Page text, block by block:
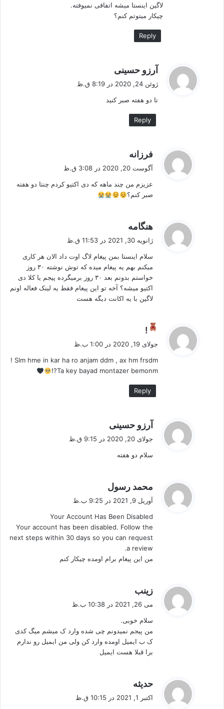
لاگین اینستا میشه اتفاقی نمیوفته.
چیکار میتوتم کنم؟
Reply
آرزو حسینی
:
ژوئن 24, 2020 در 8:19 ق.ظ
تا دو هفته صبر کنید
Reply
فرزانه
ف
:
آگوست 20, 2020 در 3:08 ق.ظ
عزیزم من چند ماهه که دی اکتیو کردم چنتا دو هفته
صبر کنم؟
هنگامه
:
ژانویه 30, 2021 در 11:53 ق.ظ
سلام اینستا بمن پیغام لاگ اوت داد الان هر کاری
میکنم بهم یه پیغام میده که توش نوشته ۳۰ روز
خواستم بدونم بعد ۳۰ روز برمیگرده پیجم یا کلا دی
اکتیو میشه؟ آخه تو این پیغام فقط یه لینک فعاله اونم
لاگین با یه اکانت دیگه هست
!
:
جولای 19, 2020 در 1:00 ب.ظ
Slm hme in kar ha ro anjam ddm , ax hm frsdm !
Ta key bayad montazer bemonm?!
Reply
آرزو حسینی
ف
جولای 20, 2020 در 9:15 ق.ظ
سلام دو هفته
محمد رسول
:
آوریل 9, 2021 در 9:25 ب.ظ
Your Account Has Been Disabled
Your account has been disabled. Follow the
next steps within 30 days so you can request
a review.
من این پیغام برام اومده چیکار کنم
زینب
:
می 26, 2021 در 10:38 ب.ظ
سلام خوبی.
من پیجم نمیدونم چی شده وارد ک میشم میگ کدی
ک ب ایمیل اومده وارد کن ولی من ایمیل رو ندارم
برا قبلا هست ایمیل
حدیثه
ف
اکتبر 1, 2021 در 10:15 ق.ظ